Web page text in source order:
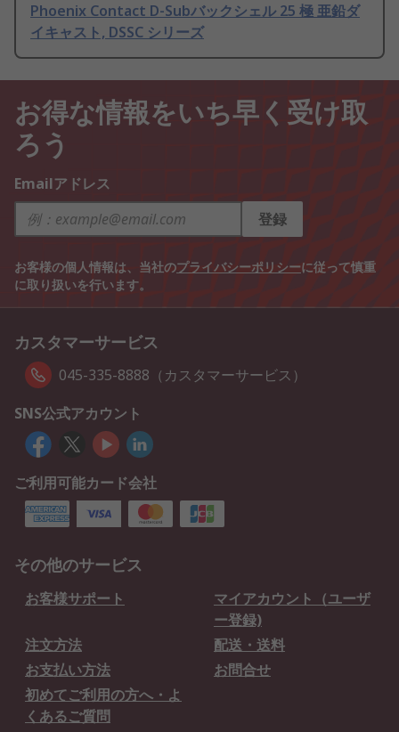
Phoenix Contact D-Subバックシェル 25 極 亜鉛ダ
イキャスト, DSSC シリーズ
お得な情報をいち早く受け取
ろう
Emailアドレス
登録
お客様の個人情報は、当社のプライバシーポリシーに従って慎重
に取り扱いを行います。
カスタマーサービス
045-335-8888（カスタマーサービス）
SNS公式アカウント
ご利用可能カード会社
その他のサービス
お客様サポート
マイアカウント（ユーザ
ー登録)
注文方法
配送・送料
お支払い方法
お問合せ
初めてご利用の方へ・よ
くあるご質問